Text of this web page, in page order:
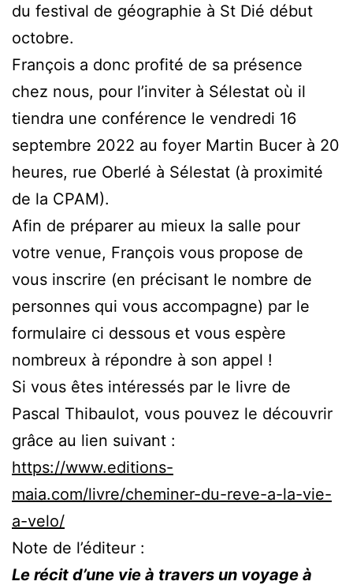
du festival de géographie à St Dié début
octobre.
François a donc profité de sa présence
chez nous, pour l’inviter à Sélestat où il
tiendra une conférence le vendredi 16
septembre 2022 au foyer Martin Bucer à 20
heures, rue Oberlé à Sélestat (à proximité
de la CPAM).
Afin de préparer au mieux la salle pour
votre venue, François vous propose de
vous inscrire (en précisant le nombre de
personnes qui vous accompagne) par le
formulaire ci dessous et vous espère
nombreux à répondre à son appel !
Si vous êtes intéressés par le livre de
Pascal Thibaulot, vous pouvez le découvrir
grâce au lien suivant :
https://www.editions-
maia.com/livre/cheminer-du-reve-a-la-vie-
a-velo/
Note de l’éditeur :
Le récit d’une vie à travers un voyage à